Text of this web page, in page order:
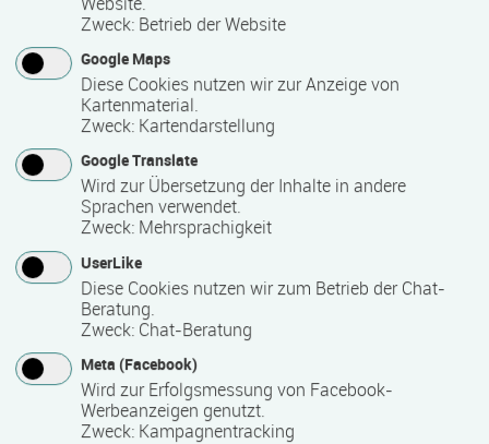
TÜV NORD Technisches Schulungszentrum GmbH & Co.
Lindenweg 2
17506 Bandelin
Deutschland
038353 76111
schulungszentrum(at)tuev-nord.de
Kontaktformular
https://www.tuev-
nord.de/de/dienstleistungen/berufliche-
weiterbildung/tuev-nord-schulungszentrum/
Zweck: Betrieb der Website
Google Maps
Diese Cookies nutzen wir zur Anzeige von
Kartenmaterial.
Zweck: Kartendarstellung
Google Translate
Wird zur Übersetzung der Inhalte in andere
Sprachen verwendet.
Zweck: Mehrsprachigkeit
UserLike
Diese Cookies nutzen wir zum Betrieb der Chat-
Beratung.
Zweck: Chat-Beratung
Meta (Facebook)
Wird zur Erfolgsmessung von Facebook-
Werbeanzeigen genutzt.
Zweck: Kampagnentracking